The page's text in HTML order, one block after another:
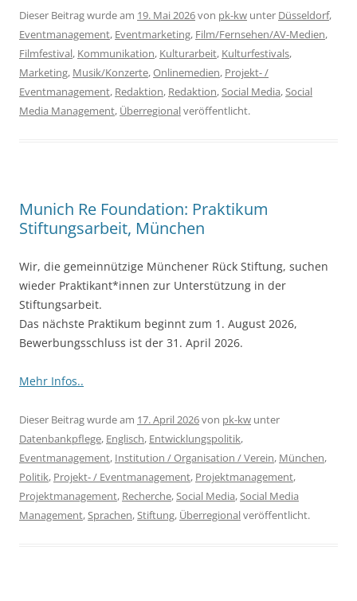
Dieser Beitrag wurde am 19. Mai 2026von pk-kw unter Düsseldorf,
Eventmanagement, Eventmarketing, Film/Fernsehen/AV-Medien,
Filmfestival, Kommunikation, Kulturarbeit, Kulturfestivals,
Marketing, Musik/Konzerte,Onlinemedien, Projekt- /
Eventmanagement, Redaktion, Redaktion,Social Media,Social
Media Management, Überregionalveröffentlicht.
Munich Re Foundation: Praktikum
Stiftungsarbeit, München
Wir, die gemeinnützige Münchener Rück Stiftung, suchen
wieder Praktikant*innen zur Unterstützung in der
Stiftungsarbeit.
Das nächste Praktikum beginnt zum 1. August 2026,
Bewerbungsschluss ist der 31. April 2026.
Mehr Infos..
Dieser Beitrag wurde am 17. April 2026von pk-kw unter
Datenbankpflege, Englisch, Entwicklungspolitik,
Eventmanagement, Institution / Organisation / Verein, München,
Politik, Projekt- / Eventmanagement, Projektmanagement,
Projektmanagement, Recherche,Social Media,Social Media
Management,Sprachen,Stiftung, Überregionalveröffentlicht.